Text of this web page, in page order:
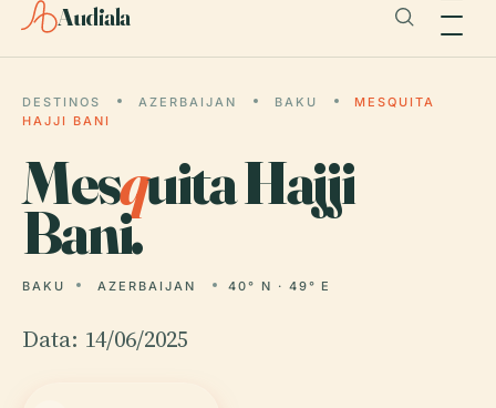
Audiala
DESTINOS AZERBAIJAN BAKU
MESQUITA
HAJJI BANI
Mesquita Hajji
Bani.
BAKU AZERBAIJAN 40° N · 49° E
Data: 14/06/2025